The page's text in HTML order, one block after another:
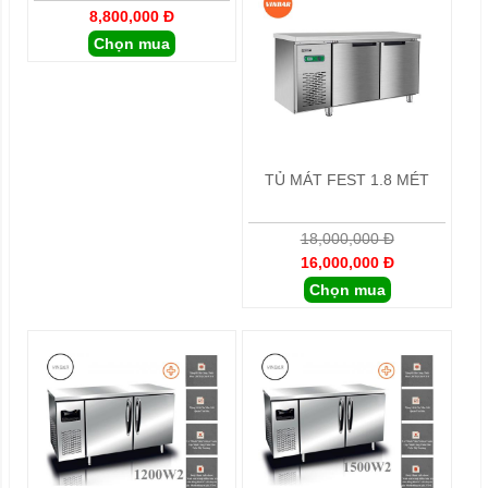
8,800,000 Đ
Chọn mua
TỦ MÁT FEST 1.8 MÉT
18,000,000 Đ
16,000,000 Đ
Chọn mua